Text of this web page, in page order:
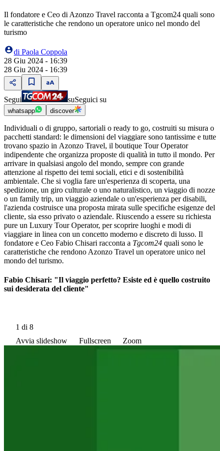
Il fondatore e Ceo di Azonzo Travel racconta a Tgcom24 quali sono
le caratteristiche che rendono un operatore unico nel mondo del
turismo
di Paola Coppola
28 Giu 2024 - 16:39
28 Giu 2024 - 16:39
Segui suSeguici su
whatsapp discover
Individuali o di gruppo, sartoriali o ready to go, costruiti su misura o
pacchetti standard: le dimensioni del viaggiare sono tantissime e tutte
trovano spazio in Azonzo Travel, il boutique Tour Operator
indipendente che organizza proposte di qualità in tutto il mondo. Per
arrivare in qualsiasi angolo del mondo, sempre con grande
attenzione al rispetto dei temi sociali, etici e di sostenibilità
ambientale. Che si voglia fare un'esperienza di scoperta, una
spedizione, un giro culturale o uno naturalistico, un viaggio di nozze
o un family trip, un viaggio aziendale o un'esperienza per disabili,
l'azienda costruisce una proposta mirata sulle specifiche esigenze del
cliente, sia esso privato o aziendale. Riuscendo a essere su richiesta
pure un Luxury Tour Operator, per scoprire luoghi e modi di
viaggiare in linea con un concetto moderno e discreto di lusso. Il
fondatore e Ceo Fabio Chisari racconta a Tgcom24 quali sono le
caratteristiche che rendono Azonzo Travel un operatore unico nel
mondo del turismo.
Fabio Chisari: "Il viaggio perfetto? Esiste ed è quello costruito
sui desiderata del cliente"
1 di 8
Avvia slideshow
Fullscreen Zoom